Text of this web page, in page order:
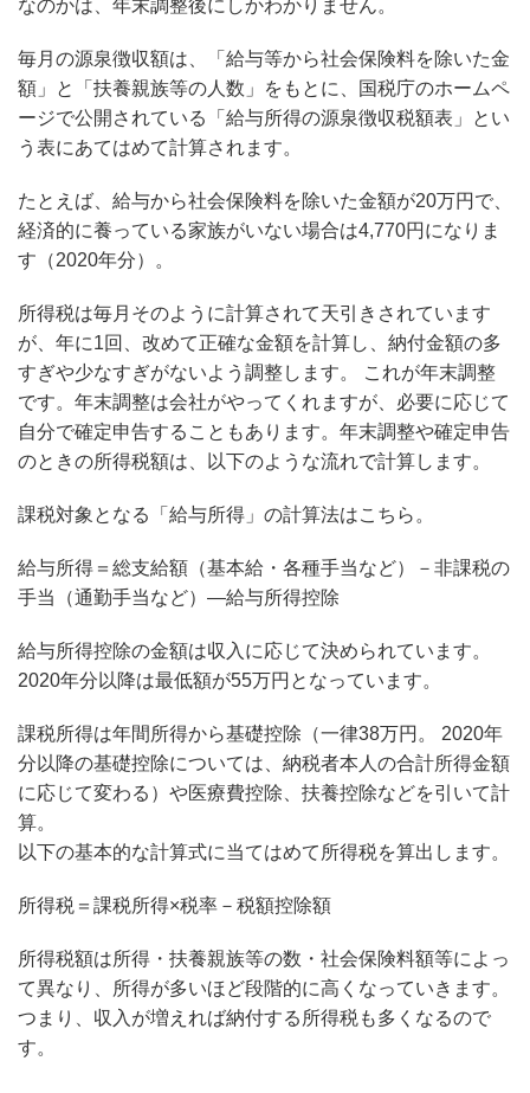
なのかは、年末調整後にしかわかりません。
毎月の源泉徴収額は、「給与等から社会保険料を除いた金
額」と「扶養親族等の人数」をもとに、国税庁のホームペ
ージで公開されている「給与所得の源泉徴収税額表」とい
う表にあてはめて計算されます。
たとえば、給与から社会保険料を除いた金額が20万円で、
経済的に養っている家族がいない場合は4,770円になりま
す（2020年分）。
所得税は毎月そのように計算されて天引きされています
が、年に1回、改めて正確な金額を計算し、納付金額の多
すぎや少なすぎがないよう調整します。 これが年末調整
です。年末調整は会社がやってくれますが、必要に応じて
自分で確定申告することもあります。年末調整や確定申告
のときの所得税額は、以下のような流れで計算します。
課税対象となる「給与所得」の計算法はこちら。
給与所得＝総支給額（基本給・各種手当など）－非課税の
手当（通勤手当など）―給与所得控除
給与所得控除の金額は収入に応じて決められています。
2020年分以降は最低額が55万円となっています。
課税所得は年間所得から基礎控除（一律38万円。 2020年
分以降の基礎控除については、納税者本人の合計所得金額
に応じて変わる）や医療費控除、扶養控除などを引いて計
算。
以下の基本的な計算式に当てはめて所得税を算出します。
所得税＝課税所得×税率－税額控除額
所得税額は所得・扶養親族等の数・社会保険料額等によっ
て異なり、所得が多いほど段階的に高くなっていきます。
つまり、収入が増えれば納付する所得税も多くなるので
す。